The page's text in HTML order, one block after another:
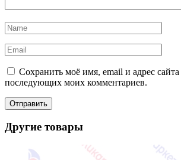
Сохранить моё имя, email и адрес сайта
последующих моих комментариев.
Другие товары